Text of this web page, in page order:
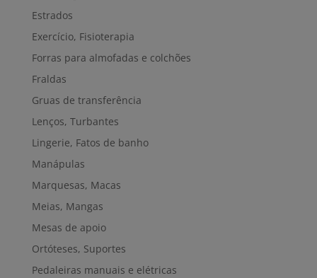
Estrados
Exercício, Fisioterapia
Forras para almofadas e colchões
Fraldas
Gruas de transferência
Lenços, Turbantes
Lingerie, Fatos de banho
Manápulas
Marquesas, Macas
Meias, Mangas
Mesas de apoio
Ortóteses, Suportes
Pedaleiras manuais e elétricas